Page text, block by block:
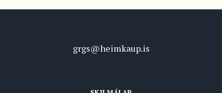
grgs@heimkaup.is